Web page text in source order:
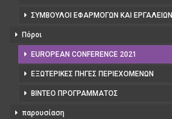
ΣΎΜΒΟΥΛΟΙ ΕΦΑΡΜΟΓΏΝ ΚΑΙ ΕΡΓΑΛΕΊΩΝ
Πόροι
EUROPEAN CONFERENCE 2021
ΕΞΩΤΕΡΙΚΈΣ ΠΗΓΈΣ ΠΕΡΙΕΧΟΜΈΝΩΝ
ΒΊΝΤΕΟ ΠΡΟΓΡΆΜΜΑΤΟΣ
παρουσίαση